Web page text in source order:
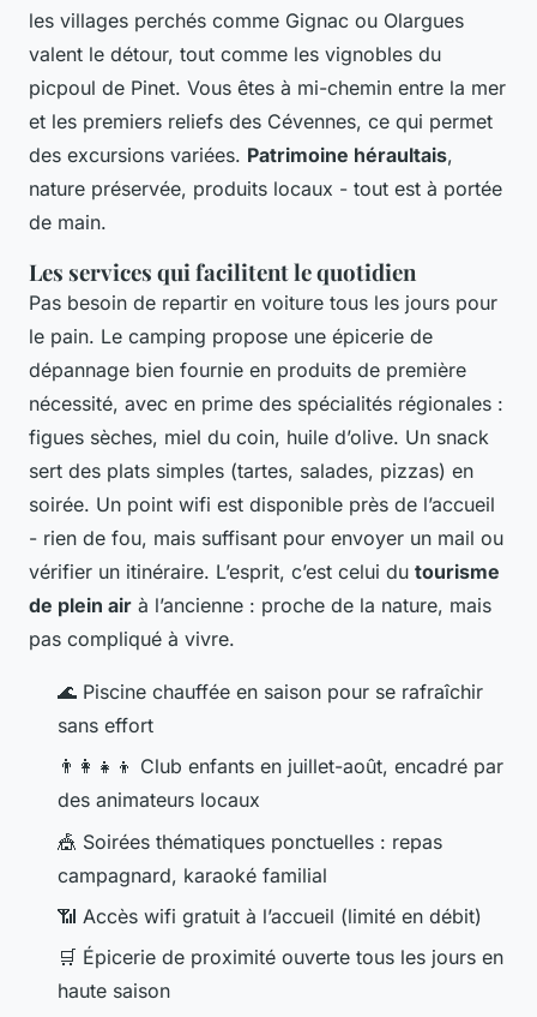
les villages perchés comme Gignac ou Olargues
valent le détour, tout comme les vignobles du
picpoul de Pinet. Vous êtes à mi-chemin entre la mer
et les premiers reliefs des Cévennes, ce qui permet
des excursions variées. Patrimoine héraultais,
nature préservée, produits locaux - tout est à portée
de main.
Les services qui facilitent le quotidien
Pas besoin de repartir en voiture tous les jours pour
le pain. Le camping propose une épicerie de
dépannage bien fournie en produits de première
nécessité, avec en prime des spécialités régionales :
figues sèches, miel du coin, huile d’olive. Un snack
sert des plats simples (tartes, salades, pizzas) en
soirée. Un point wifi est disponible près de l’accueil
- rien de fou, mais suffisant pour envoyer un mail ou
vérifier un itinéraire. L’esprit, c’est celui du tourisme
de plein air à l’ancienne : proche de la nature, mais
pas compliqué à vivre.
🌊 Piscine chauffée en saison pour se rafraîchir
sans effort
👨‍👩‍👧‍👦 Club enfants en juillet-août, encadré par
des animateurs locaux
🎪 Soirées thématiques ponctuelles : repas
campagnard, karaoké familial
📶 Accès wifi gratuit à l’accueil (limité en débit)
🛒 Épicerie de proximité ouverte tous les jours en
haute saison